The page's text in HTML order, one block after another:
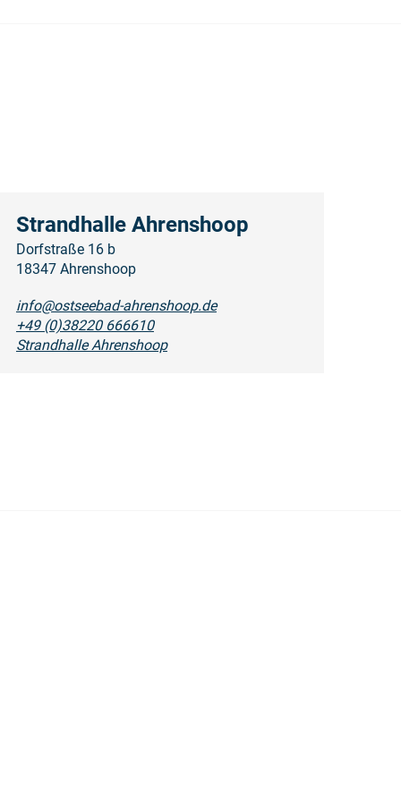
Strandhalle Ahrenshoop
Dorfstraße 16 b
18347 Ahrenshoop
info@ostseebad-ahrenshoop.de
+49 (0)38220 666610
Strandhalle Ahrenshoop